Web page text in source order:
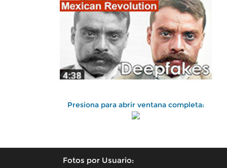
Presiona para abrir ventana completa:
Fotos por Usuario: